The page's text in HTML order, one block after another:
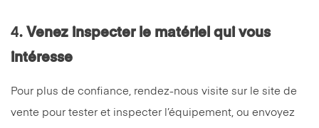
4. Venez inspecter le matériel qui vous
intéresse
Pour plus de confiance, rendez-nous visite sur le site de
vente pour tester et inspecter l’équipement, ou envoyez